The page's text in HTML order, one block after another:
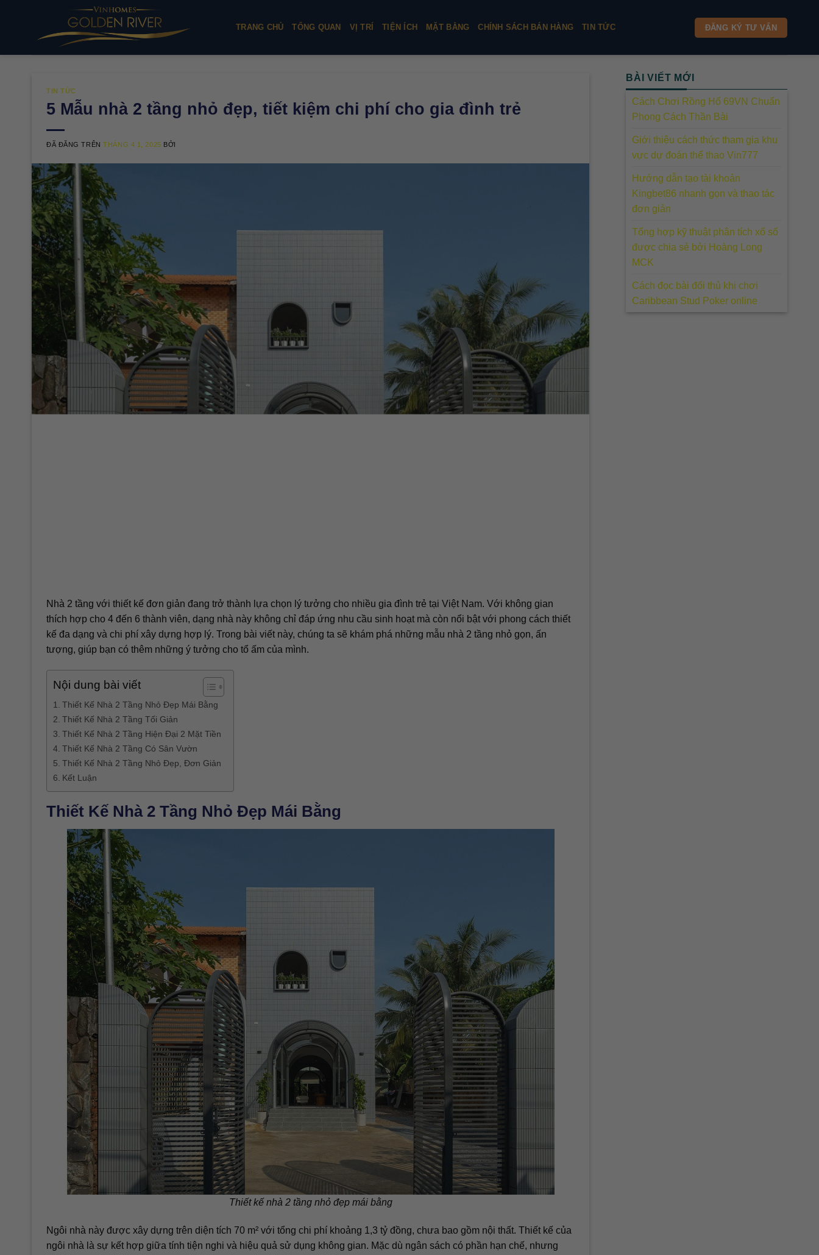
dung
TRANG CHỦ TỔNG QUAN VỊ TRÍ TIỆN ÍCH MẶT BẰNG CHÍNH SÁCH BÁN HÀNG TIN TỨC ĐĂNG KÝ TƯ VẤN
TIN TỨC
5 Mẫu nhà 2 tầng nhỏ đẹp, tiết kiệm chi phí cho gia đình trẻ
ĐÃ ĐĂNG TRÊNTHÁNG 4 1, 2025 BỞI
Nhà 2 tầng với thiết kế đơn giản đang trở thành lựa chọn lý tưởng cho nhiều gia đình trẻ tại Việt Nam. Với không gian
thích hợp cho 4 đến 6 thành viên, dạng nhà này không chỉ đáp ứng nhu cầu sinh hoạt mà còn nổi bật với phong cách thiết
kế đa dạng và chi phí xây dựng hợp lý. Trong bài viết này, chúng ta sẽ khám phá những mẫu nhà 2 tầng nhỏ gọn, ấn
tượng, giúp bạn có thêm những ý tưởng cho tổ ấm của mình.
Nội dung bài viết
Thiết Kế Nhà 2 Tầng Nhỏ Đẹp Mái Bằng
Thiết Kế Nhà 2 Tầng Tối Giản
Thiết Kế Nhà 2 Tầng Hiện Đại 2 Mặt Tiền
Thiết Kế Nhà 2 Tầng Có Sân Vườn
Thiết Kế Nhà 2 Tầng Nhỏ Đẹp, Đơn Giản
Kết Luận
Thiết Kế Nhà 2 Tầng Nhỏ Đẹp Mái Bằng
Thiết kế nhà 2 tầng nhỏ đẹp mái bằng
Ngôi nhà này được xây dựng trên diện tích 70 m² với tổng chi phí khoảng 1,3 tỷ đồng, chưa bao gồm nội thất. Thiết kế của
ngôi nhà là sự kết hợp giữa tính tiện nghi và hiệu quả sử dụng không gian. Mặc dù ngân sách có phần hạn chế, nhưng
BÀI VIẾT MỚI
Cách Chơi Rồng Hổ 69VN Chuẩn
Phong Cách Thần Bài
Giới thiệu cách thức tham gia khu
vực dự đoán thể thao Vin777
Hướng dẫn tạo tài khoản
Kingbet86 nhanh gọn và thao tác
đơn giản
Tổng hợp kỹ thuật phân tích xổ số
được chia sẻ bởi Hoàng Long
MCK
Cách đọc bài đối thủ khi chơi
Caribbean Stud Poker online